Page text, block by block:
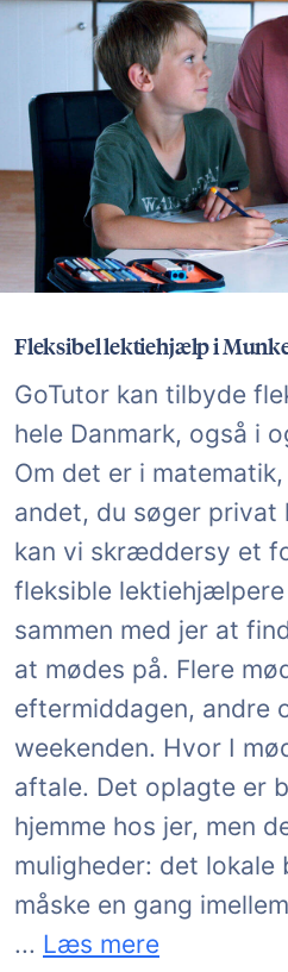
Fleksibel lektiehjælp i
GoTutor kan tilbyde
hele Danmark, også i
Om det er i
andet, du søger
kan vi skræddersy et
fleksible
sammen med jer at
at mødes på. Flere
eftermiddagen, andre
weekenden. Hvor I
aftale. Det oplagte er
hjemme hos jer, men
muligheder: det lokale
måske en gang
fra bøger og skærme
... Læs mere